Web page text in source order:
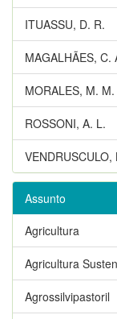
ITUASSU, D. R.
MAGALHÃES, C.
MORALES, M. M.
ROSSONI, A. L.
VENDRUSCULO,
Assunto
Agricultura
Agricultura
Agrossilvipastoril